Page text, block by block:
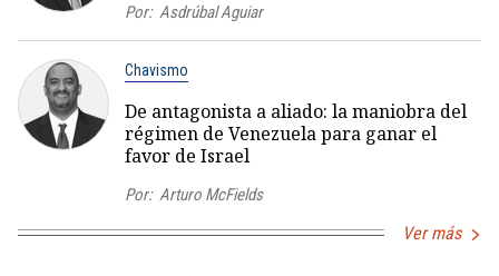
Por: Asdrúbal Aguiar
Chavismo
De antagonista a aliado: la maniobra del
régimen de Venezuela para ganar el
favor de Israel
Por: Arturo McFields
Ver más